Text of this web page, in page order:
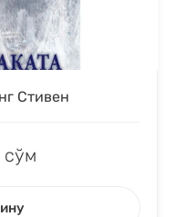
Стивен
сўм